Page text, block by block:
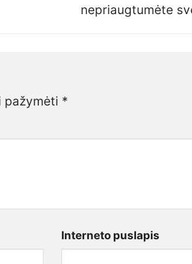
nepriaugtumėte
pažymėti *
Interneto puslapis